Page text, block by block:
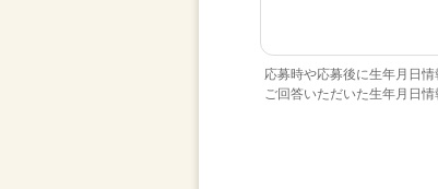
応募時や応募後に生年月日
ご回答いただいた生年月日